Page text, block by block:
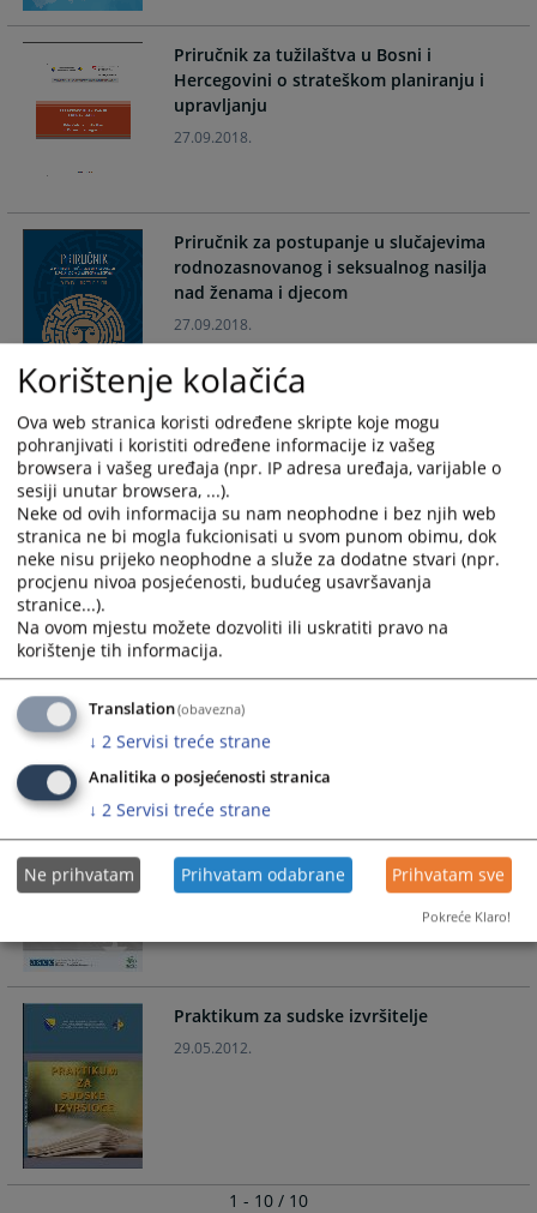
Priručnik za tužilaštva u Bosni i
Hercegovini o strateškom planiranju i
upravljanju
27.09.2018.
Priručnik za postupanje u slučajevima
rodnozasnovanog i seksualnog nasilja
nad ženama i djecom
27.09.2018.
Priručnik Upravljanje sudskim
postupkom
22.05.2017.
Priručnik Proaktivna uloga predsjednika
suda u upravljanju sudom
19.05.2017.
Priručnik za praktičnu primjenu
Aarhuske konvencije u Bosni i
Hercegovini
05.11.2012.
Praktikum za sudske izvršitelje
29.05.2012.
1 - 10 / 10
Korištenje kolačića
Ova web stranica koristi određene skripte koje mogu
pohranjivati i koristiti određene informacije iz vašeg
browsera i vašeg uređaja (npr. IP adresa uređaja, varijable o
sesiji unutar browsera, ...).
Neke od ovih informacija su nam neophodne i bez njih web
stranica ne bi mogla fukcionisati u svom punom obimu, dok
neke nisu prijeko neophodne a služe za dodatne stvari (npr.
procjenu nivoa posjećenosti, budućeg usavršavanja
stranice...).
Na ovom mjestu možete dozvoliti ili uskratiti pravo na
korištenje tih informacija.
Translation(obavezna)
↓ 2 Servisi treće strane
Analitika o posjećenosti stranica
↓ 2 Servisi treće strane
Ne prihvatam Prihvatam odabrane Prihvatam sve
Pokreće Klaro!